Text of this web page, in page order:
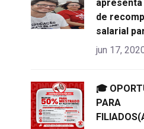
de
salarial
jun 17,
alt="product">
🎓
PARA